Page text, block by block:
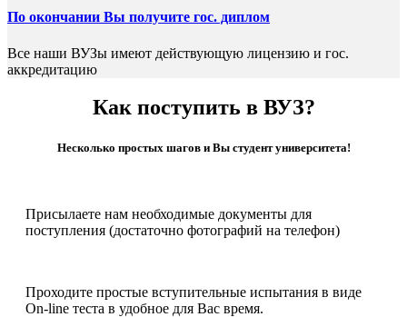
По окончании Вы получите гос. диплом
Все наши ВУЗы имеют действующую лицензию и гос.
аккредитацию
Как поступить в ВУЗ?
Несколько простых шагов и Вы студент университета!
Присылаете нам необходимые документы для
поступления (достаточно фотографий на телефон)
Проходите простые вступительные испытания в виде
On-line теста в удобное для Вас время.